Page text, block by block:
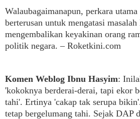
Walaubagaimanapun, perkara
berterusan untuk mengatasi
mengembalikan keyakinan orang
politik negara. – Roketkini.com
Komen Weblog Ibnu Hasyim:
'kokoknya berderai-derai, tapi ekor
tahi'. Ertinya 'cakap tak serupa
tetap bergelumang tahi. Sejak DAP